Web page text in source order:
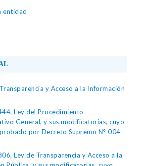
entidad
y Acceso a la Información
Ley del Procedimiento
General, y sus modificatorias, cuyo
por Decreto Supremo N° 004-
Ley de Transparencia y Acceso a la